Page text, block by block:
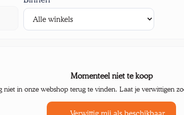
Momenteel niet te koop
niet in onze webshop terug te vinden. Laat je verwittigen